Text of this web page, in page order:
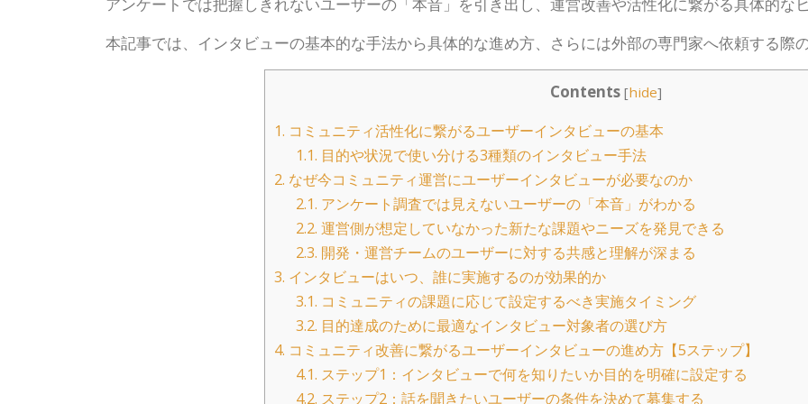
本記事では、インタビューの基本的な手法から具体的な進め方、さらには外部の専門家へ依頼する際
Contents [hide]
1. コミュニティ活性化に繋がるユーザーインタビューの基本
1.1. 目的や状況で使い分ける3種類のインタビュー手法
2. なぜ今コミュニティ運営にユーザーインタビューが必要なのか
2.1. アンケート調査では見えないユーザーの「本音」がわかる
2.2. 運営側が想定していなかった新たな課題やニーズを発見できる
2.3. 開発・運営チームのユーザーに対する共感と理解が深まる
3. インタビューはいつ、誰に実施するのが効果的か
3.1. コミュニティの課題に応じて設定するべき実施タイミング
3.2. 目的達成のために最適なインタビュー対象者の選び方
4. コミュニティ改善に繋がるユーザーインタビューの進め方【5ステップ】
4.1. ステップ1：インタビューで何を知りたいか目的を明確に設定する
4.2. ステップ2：話を聞きたいユーザーの条件を決めて募集する